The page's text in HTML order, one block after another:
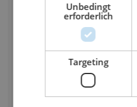
Unbedingt
erforderlich
Targeting